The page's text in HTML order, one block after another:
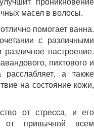
масел в волосы.
помогает ванна.
с различными
настроение.
пихтового и
а также
на состояние кожи,
от стресса, и его
привычной всем